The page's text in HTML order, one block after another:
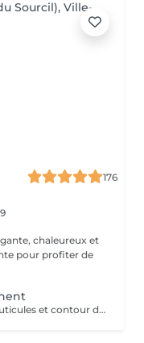
176
pour profiter de
Manucure russe nettoyage précis des cuticules et contour des ongles. Retrait 85% de l'ancien semi-permanent sans touche a votre ongles naturel.